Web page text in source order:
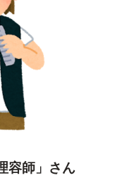
容師」さん